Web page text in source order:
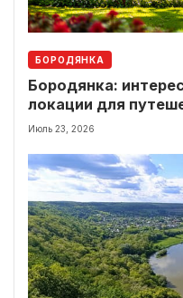
БОРОДЯНКА
Бородянка:
локации для
Июль 23, 2026